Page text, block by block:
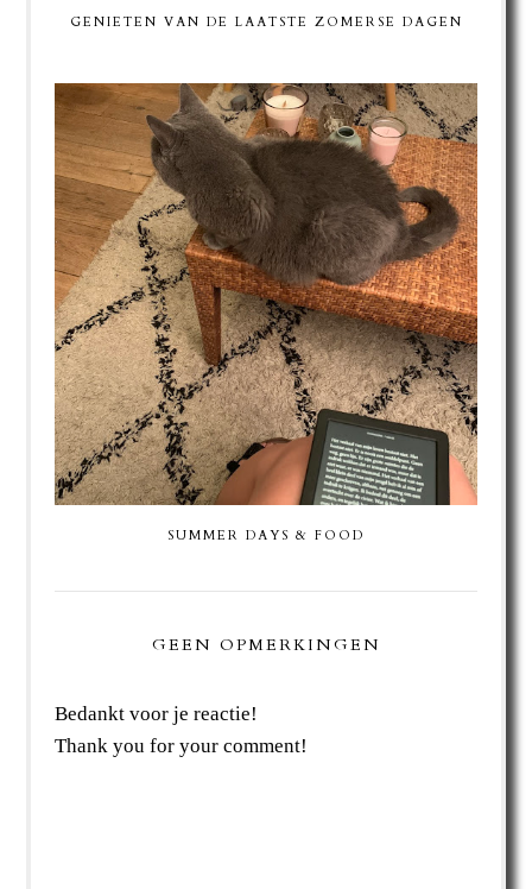
GENIETEN VAN DE LAATSTE ZOMERSE DAGEN
SUMMER DAYS & FOOD
GEEN OPMERKINGEN
Bedankt voor je reactie!
Thank you for your comment!